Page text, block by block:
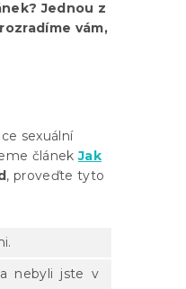
Jednou z
vám,
sexuální
článekJak
, proveďte tyto
nebyli jste v